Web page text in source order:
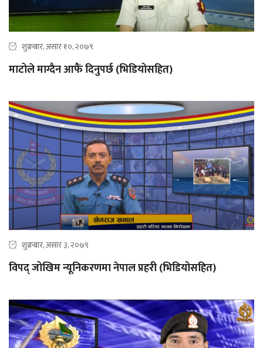
शुक्रबार, असार १०, २०७९
माटोले माग्दैन आफैं दिनुपर्छ (भिडियोसहित)
शुक्रबार, असार ३, २०७९
विपद् जोखिम न्यूनिकरणमा नेपाल प्रहरी (भिडियोसहित)